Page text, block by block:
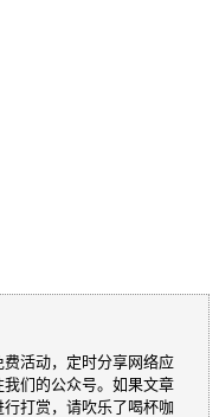
活动，定时分享网络应
们的公众号。如果文章
打赏，请吹乐了喝杯咖